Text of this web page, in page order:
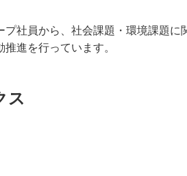
プ社員から、社会課題・環境課題
進を行っています。
ス